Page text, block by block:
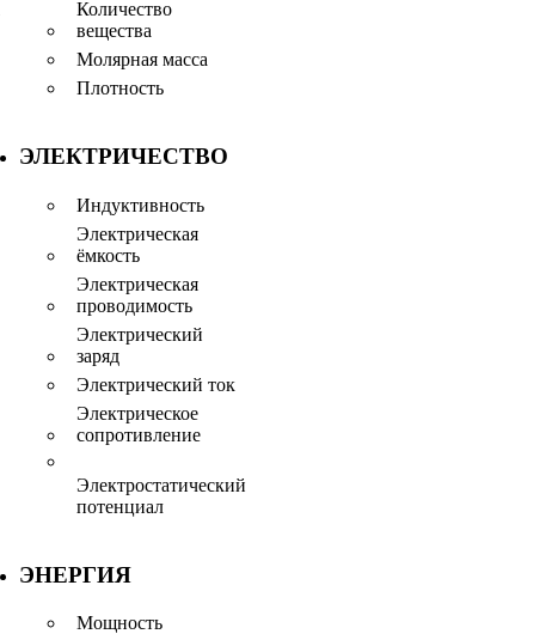
Количество
вещества
Молярная масса
Плотность
ЭЛЕКТРИЧЕСТВО
Индуктивность
Электрическая
ёмкость
Электрическая
проводимость
Электрический
заряд
Электрический ток
Электрическое
сопротивление
Электростатический
потенциал
ЭНЕРГИЯ
Мощность